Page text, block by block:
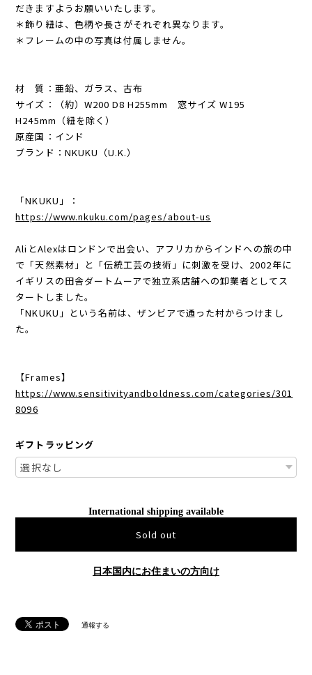
だきますようお願いいたします。
＊飾り紐は、色柄や長さがそれぞれ異なります。
＊フレームの中の写真は付属しません。
材 質：亜鉛、ガラス、古布
サイズ：（約）W200 D8 H255mm 窓サイズ W195
H245mm（紐を除く）
原産国：インド
ブランド：NKUKU（U.K.）
「NKUKU」：
https://www.nkuku.com/pages/about-us
AliとAlexはロンドンで出会い、アフリカからインドへの旅の中
で「天然素材」と「伝統工芸の技術」に刺激を受け、2002年に
イギリスの田舎ダートムーアで独立系店舗への卸業者としてス
タートしました。
「NKUKU」という名前は、ザンビアで通った村からつけまし
た。
【Frames】
https://www.sensitivityandboldness.com/categories/301
8096
ギフトラッピング
International shipping available
Sold out
日本国内にお住まいの方向け
通報する